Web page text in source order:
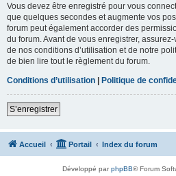
Vous devez être enregistré pour vous
que quelques secondes et augmente vos
forum peut également accorder des
du forum. Avant de vous enregistrer,
de nos conditions d’utilisation et de notre
de bien lire tout le règlement du forum.
Conditions d’utilisation | Politique de
S’enregistrer
Accueil Portail Index du forum
Développé parphpBB® Forum